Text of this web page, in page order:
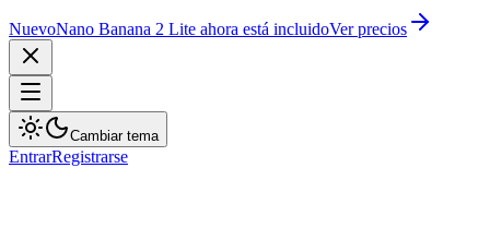
NuevoNano Banana 2 Lite ahora está incluidoVer precios
Cambiar tema
EntrarRegistrarse